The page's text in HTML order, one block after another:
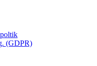
(GDPR)